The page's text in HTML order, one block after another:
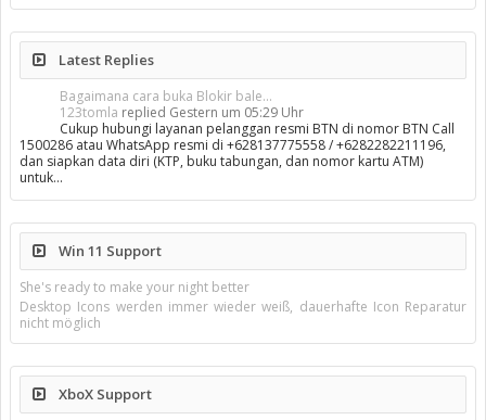
Latest Replies
Bagaimana cara buka Blokir bale...
123tomla replied Gestern um 05:29 Uhr
Cukup hubungi layanan pelanggan resmi BTN di nomor BTN Call
1500286 atau WhatsApp resmi di +628137775558 / +6282282211196,
dan siapkan data diri (KTP, buku tabungan, dan nomor kartu ATM)
untuk…
Win 11 Support
She's ready to make your night better
Desktop Icons werden immer wieder weiß, dauerhafte Icon Reparatur
nicht möglich
XboX Support